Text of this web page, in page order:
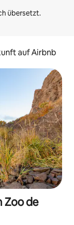
auf Airbnb
Zoo de